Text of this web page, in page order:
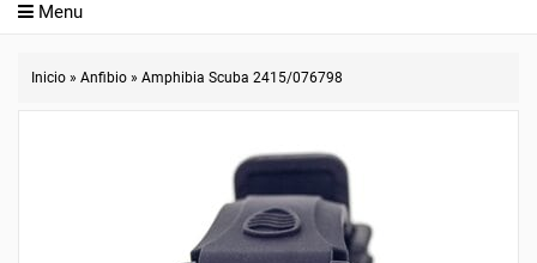
Menu
Inicio » Anfibio » Amphibia Scuba 2415/076798